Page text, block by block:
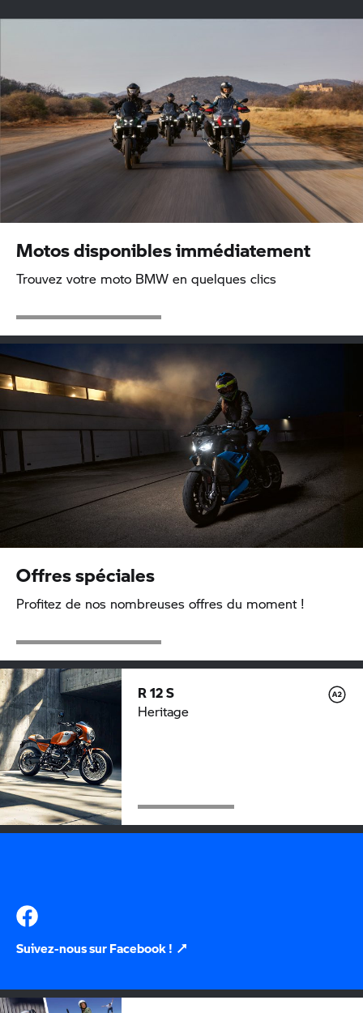
Sport
Adventure
Tour
Roadster
Urban Mobility
Motos disponibles immédiatement
Trouvez votre moto BMW en quelques clics
Offres spéciales
Profitez de nos nombreuses offres du moment !
NOUVEAU
R 12 S
Heritage
Suivez-nous sur Facebook !